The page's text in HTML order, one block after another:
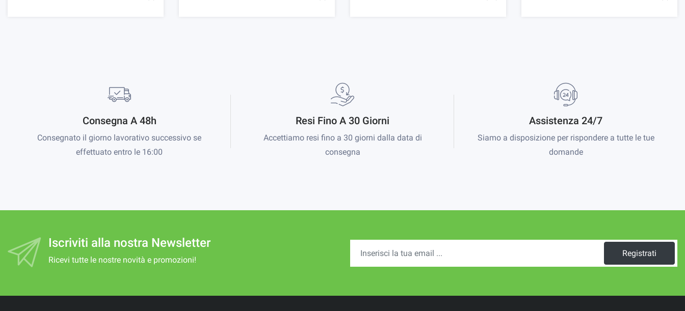
Consegna A 48h
Consegnato il giorno lavorativo successivo se
effettuato entro le 16:00
Resi Fino A 30 Giorni
Accettiamo resi fino a 30 giorni dalla data di
consegna
Assistenza 24/7
Siamo a disposizione per rispondere a tutte le tue
domande
Iscriviti alla nostra Newsletter
Ricevi tutte le nostre novità e promozioni!
Registrati